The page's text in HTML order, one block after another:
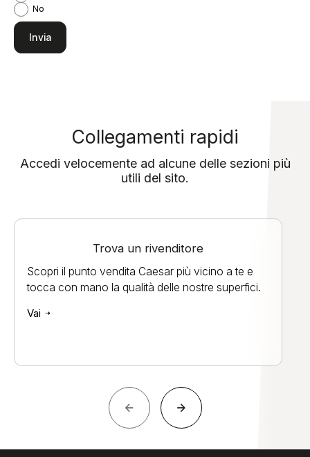
No
Collegamenti rapidi
Accedi velocemente ad alcune delle sezioni più
utili del sito.
Trova un rivenditore
Scopri il punto vendita Caesar più vicino a te e
tocca con mano la qualità delle nostre superfici.
Vai